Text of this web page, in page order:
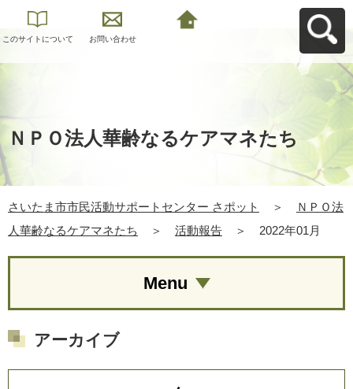
このサイトについて お問い合わせ
ＮＰＯ法人華齢なるケアマネたち
さいたま市市民活動サポートセンター さポット ＞
ＮＰＯ法
人華齢なるケアマネたち
＞ 活動報告 ＞ 2022年01月
Menu
アーカイブ